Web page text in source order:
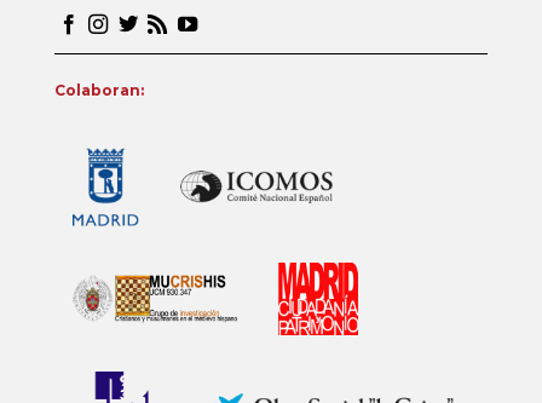
Colaboran: